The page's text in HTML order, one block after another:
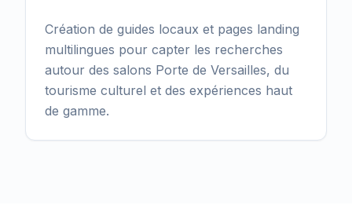
Création de guides locaux et pages landing
multilingues pour capter les recherches
autour des salons Porte de Versailles, du
tourisme culturel et des expériences haut
de gamme.